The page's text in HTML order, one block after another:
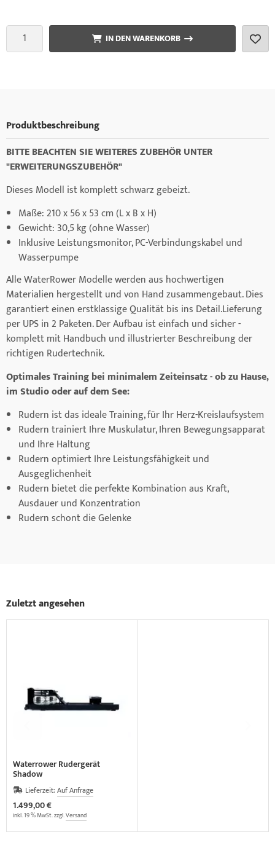
IN DEN WARENKORB
Produktbeschreibung
BITTE BEACHTEN SIE WEITERES ZUBEHÖR UNTER
"ERWEITERUNGSZUBEHÖR"
Dieses Modell ist komplett schwarz gebeizt.
Maße: 210 x 56 x 53 cm (L x B x H)
Gewicht: 30,5 kg (ohne Wasser)
Inklusive Leistungsmonitor, PC-Verbindungskabel und
Wasserpumpe
Alle WaterRower Modelle werden aus hochwertigen
Materialien hergestellt und von Hand zusammengebaut. Dies
garantiert einen erstklassige Qualität bis ins Detail.Lieferung
per UPS in 2 Paketen. Der Aufbau ist einfach und sicher -
komplett mit Handbuch und illustrierter Beschreibung der
richtigen Rudertechnik.
Optimales Training bei minimalem Zeiteinsatz - ob zu Hause,
im Studio oder auf dem See:
Rudern ist das ideale Training, für Ihr Herz-Kreislaufsystem
Rudern trainiert Ihre Muskulatur, Ihren Bewegungsapparat
und Ihre Haltung
Rudern optimiert Ihre Leistungsfähigkeit und
Ausgeglichenheit
Rudern bietet die perfekte Kombination aus Kraft,
Ausdauer und Konzentration
Rudern schont die Gelenke
Zuletzt angesehen
Waterrower Rudergerät
Shadow
Lieferzeit: Auf Anfrage
1.499,00 €
inkl. 19 % MwSt. zzgl.Versand